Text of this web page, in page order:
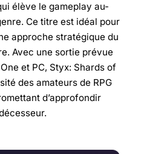
élève le gameplay au-
Ce titre est idéal pour
approche stratégique du
Avec une sortie prévue
et PC, Styx: Shards of
des amateurs de RPG
d’approfondir